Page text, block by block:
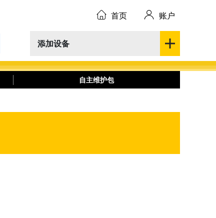
添加设备
首页 账户
自主维护包